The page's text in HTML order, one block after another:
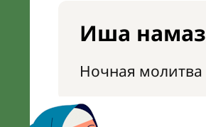
Иша намаз
Ночная молитва